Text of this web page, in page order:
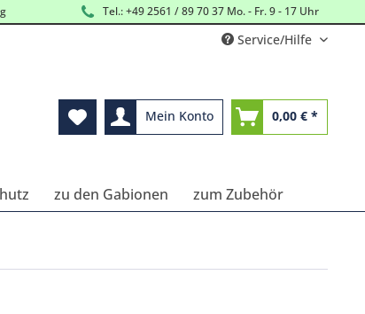
Tel.: +49 2561 / 89 70 37 Mo. - Fr. 9 - 17 Uhr
Service/Hilfe
Mein Konto 0,00 € *
zu den Gabionen zum Zubehör